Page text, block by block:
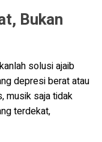
Bukan
solusi ajaib
depresi berat atau
musik saja tidak
terdekat,